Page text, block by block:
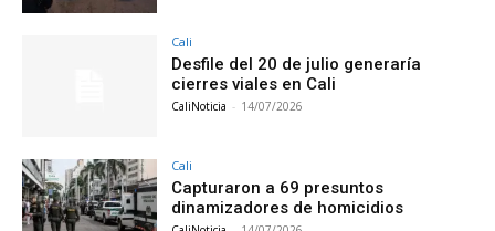
Cali
Desfile del 20 de julio generaría
cierres viales en Cali
CaliNoticia - 14/07/2026
Cali
Capturaron a 69 presuntos
dinamizadores de homicidios